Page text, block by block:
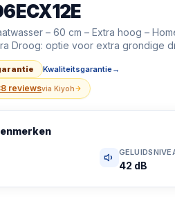
- Series 6 -
- Series 6 -
– 60 cm – Extra hoog –
Droog: optie voor extra grondige
Kwaliteitsgarantie→
reviewsviaKiyoh
42 dB